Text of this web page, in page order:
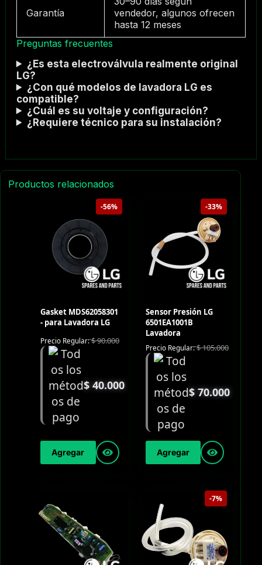
Garantía
vendedor, algunos ofrecen
hasta 12 meses
Preguntas frecuentes
¿Es esta electroválvula realmente original
LG?
¿Con qué modelos de lavadora LG es
compatible?
¿Cuál es su voltaje y configuración?
¿Requiere técnico para su instalación?
Productos relacionados
-56%
Gasket MDS62058301
- para Lavadora LG
Precio Regular:$90.000
$40.000
Agregar
-33%
Sensor Presión LG
6501EA1001B
Lavadora
Precio Regular:$105.000
$70.000
Agregar
-7%